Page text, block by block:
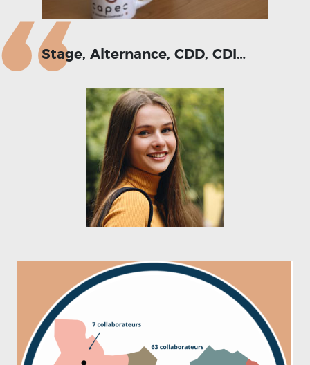
Stage, Alternance, CDD, CDI…